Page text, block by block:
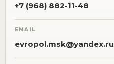
+7 (968) 882-11-48
EMAIL
evropol.msk@yandex.ru